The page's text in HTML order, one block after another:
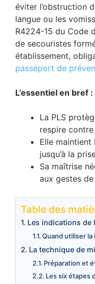
éviter l’obstruction
langue ou les
R4224-15 du Code
de secouristes
établissement,
passeport de
L’essentiel en bref :
La PLS
respire contre
Elle maintient
jusqu’à la
Sa maîtrise
aux gestes
Table des
Les indications de
Quand utiliser
La technique de
Préparation et
Les six étapes